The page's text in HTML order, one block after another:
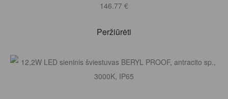
146.77 €
Peržiūrėti